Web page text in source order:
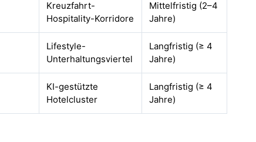
Kreuzfahrt-
Hospitality-Korridore
Mittelfristig (2–4
Jahre)
Lifestyle-
Unterhaltungsviertel
Langfristig (≥ 4
Jahre)
KI-gestützte
Hotelcluster
Langfristig (≥ 4
Jahre)